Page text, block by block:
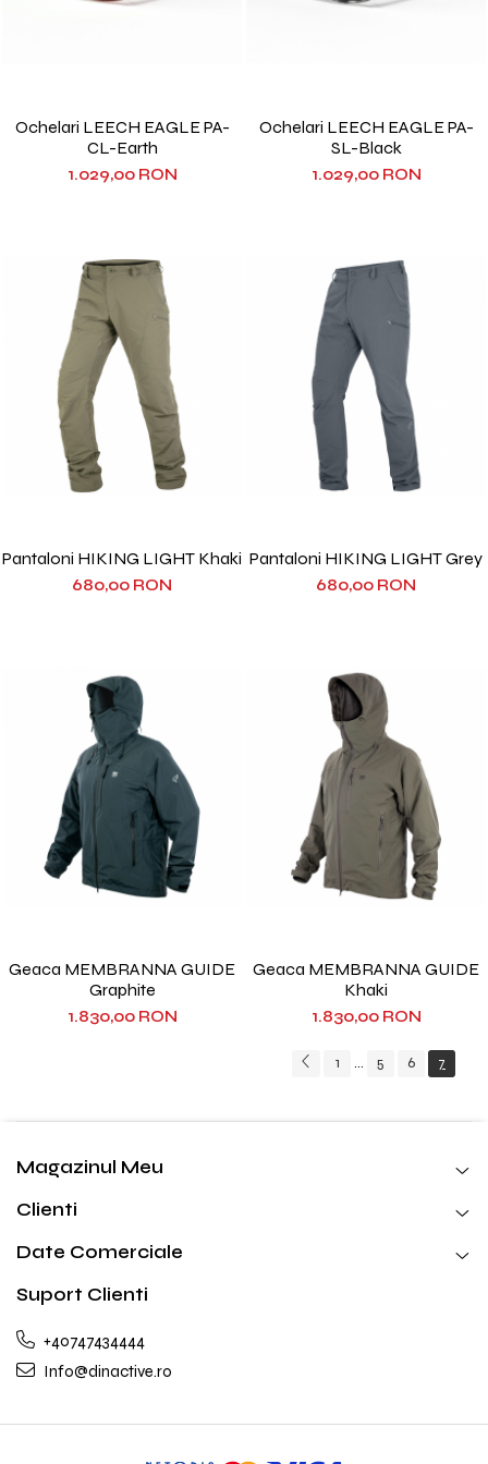
Ochelari LEECH EAGLE PA-
CL-Earth
1.029,00 RON
Ochelari LEECH EAGLE PA-
SL-Black
1.029,00 RON
Pantaloni HIKING LIGHT Khaki
680,00 RON
Pantaloni HIKING LIGHT Grey
680,00 RON
Geaca MEMBRANNA GUIDE
Graphite
1.830,00 RON
Geaca MEMBRANNA GUIDE
Khaki
1.830,00 RON
1 ... 5 6 7
Magazinul Meu
Clienti
Date Comerciale
Suport Clienti
+40747434444
Info@dinactive.ro